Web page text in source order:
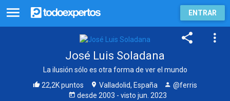
ENTRAR
José Luis Soladana
La ilusión sólo es otra forma de ver el mundo
22,2K puntos
Valladolid, España
@ferris
desde 2003 - visto jun. 2023